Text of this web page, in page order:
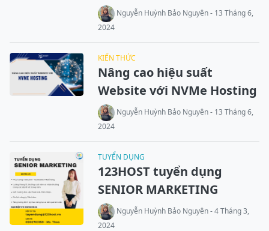
Nguyễn Huỳnh Bảo Nguyên - 13 Tháng 6,
2024
KIẾN THỨC
Nâng cao hiệu suất
Website với NVMe Hosting
Nguyễn Huỳnh Bảo Nguyên - 13 Tháng 6,
2024
TUYỂN DỤNG
123HOST tuyển dụng
SENIOR MARKETING
Nguyễn Huỳnh Bảo Nguyên - 4 Tháng 3,
2024